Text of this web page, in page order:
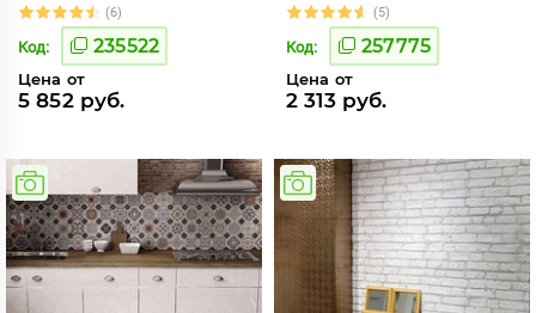
(6)
Код: 235522
Цена от
5 852 руб.
(5)
Код: 257775
Цена от
2 313 руб.